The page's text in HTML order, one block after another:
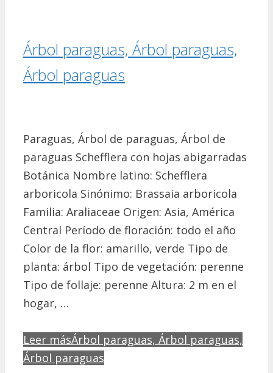
Árbol paraguas, Árbol paraguas,
Árbol paraguas
Paraguas, Árbol de paraguas, Árbol de
paraguas Schefflera con hojas abigarradas
Botánica Nombre latino: Schefflera
arboricola Sinónimo: Brassaia arboricola
Familia: Araliaceae Origen: Asia, América
Central Período de floración: todo el año
Color de la flor: amarillo, verde Tipo de
planta: árbol Tipo de vegetación: perenne
Tipo de follaje: perenne Altura: 2 m en el
hogar, …
Leer másÁrbol paraguas, Árbol paraguas,
Árbol paraguas